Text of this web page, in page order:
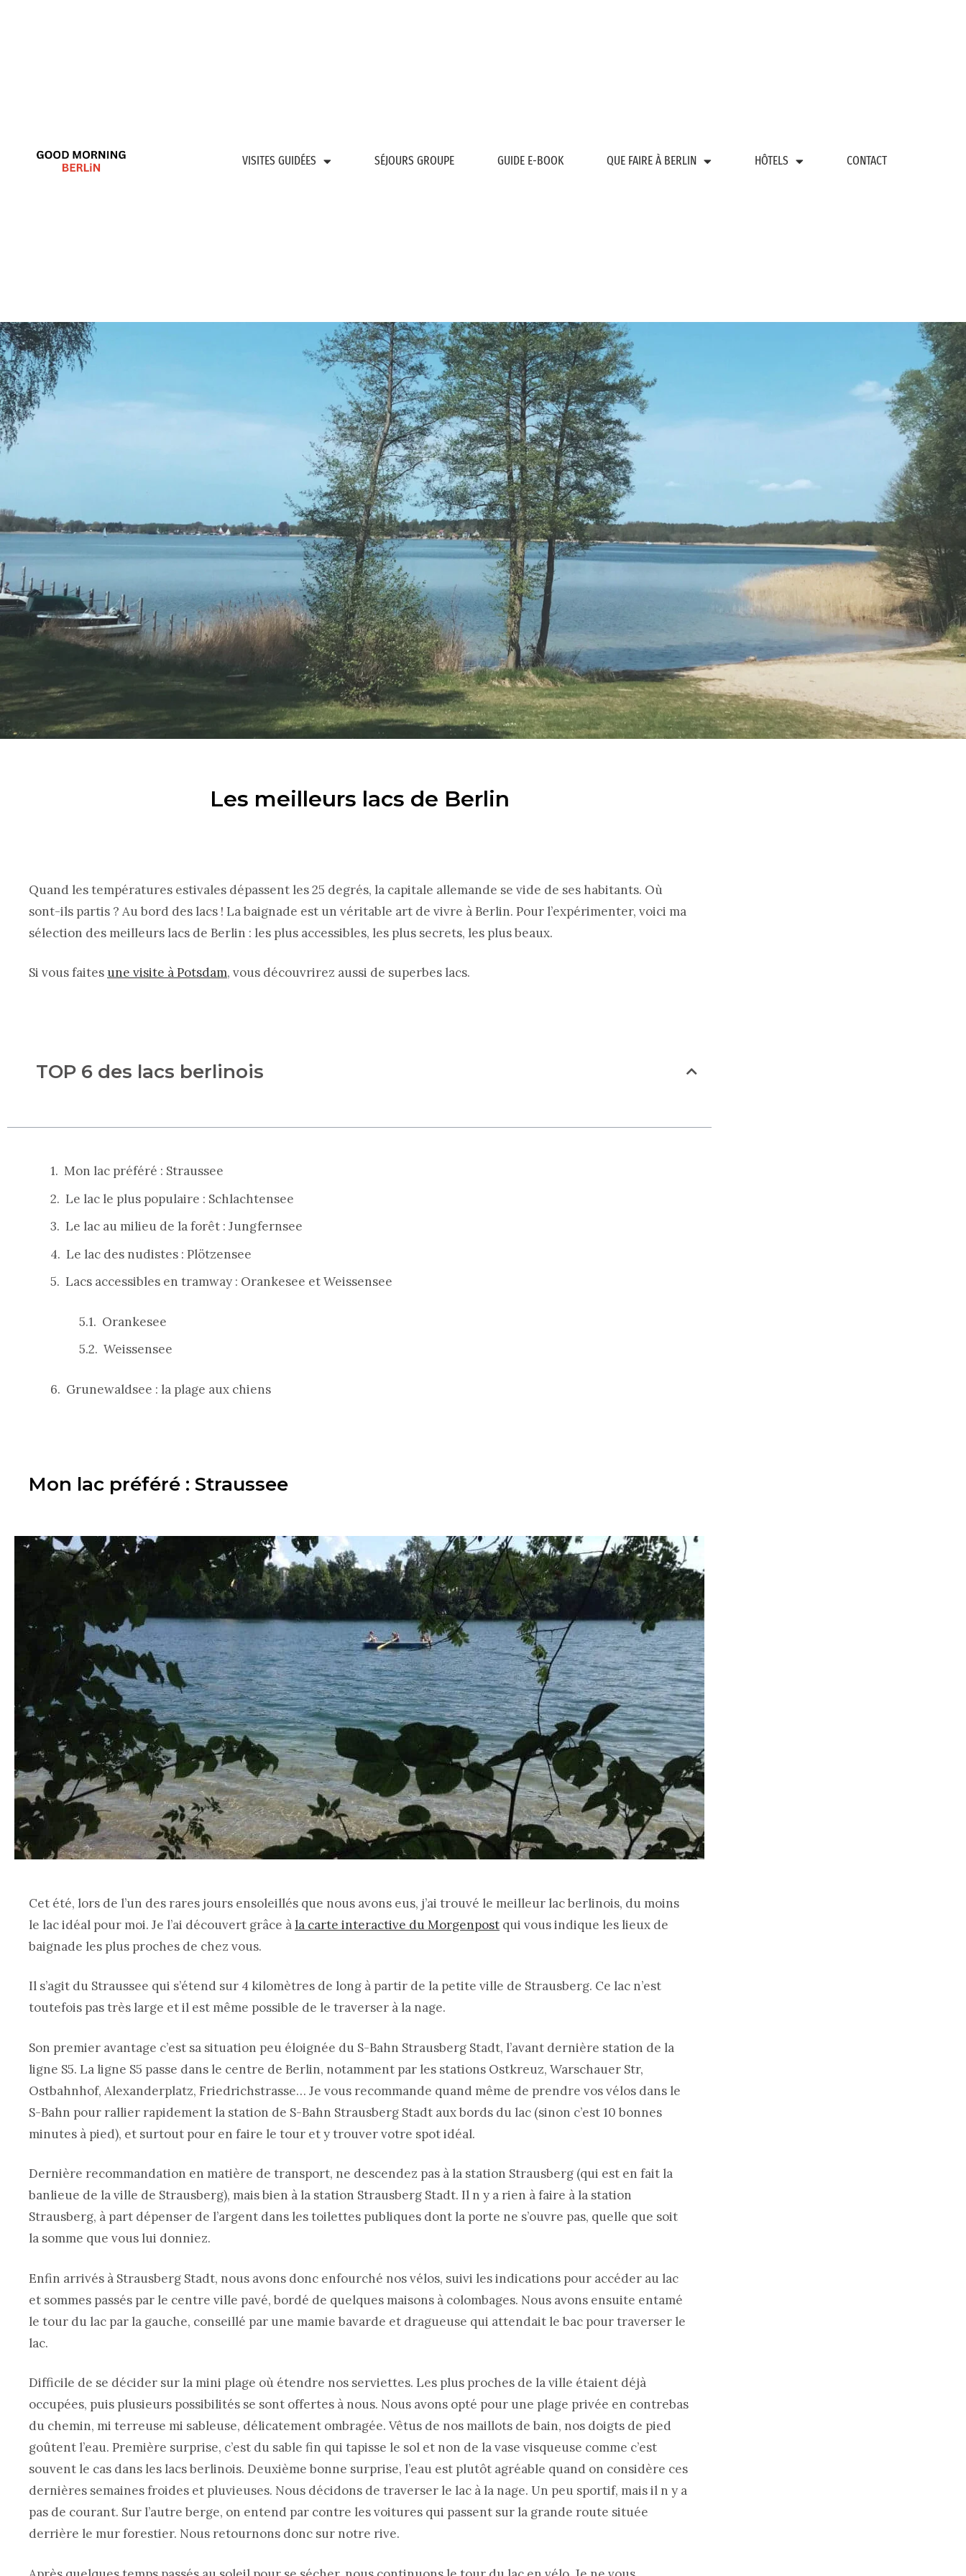
VISITES GUIDÉES SÉJOURS GROUPE GUIDE E-BOOK QUE FAIRE À BERLIN HÔTELS CONTACT
Les meilleurs lacs de Berlin
Quand les températures estivales dépassent les 25 degrés, la capitale allemande se vide de ses habitants. Où
sont-ils partis ? Au bord des lacs ! La baignade est un véritable art de vivre à Berlin. Pour l’expérimenter, voici ma
sélection des meilleurs lacs de Berlin : les plus accessibles, les plus secrets, les plus beaux.
Si vous faites une visite à Potsdam, vous découvrirez aussi de superbes lacs.
TOP 6 des lacs berlinois
Mon lac préféré : Straussee
Le lac le plus populaire : Schlachtensee
Le lac au milieu de la forêt : Jungfernsee
Le lac des nudistes : Plötzensee
Lacs accessibles en tramway : Orankesee et Weissensee
Orankesee
Weissensee
Grunewaldsee : la plage aux chiens
Mon lac préféré : Straussee
Cet été, lors de l’un des rares jours ensoleillés que nous avons eus, j’ai trouvé le meilleur lac berlinois, du moins
le lac idéal pour moi. Je l’ai découvert grâce àla carte interactive du Morgenpost qui vous indique les lieux de
baignade les plus proches de chez vous.
Il s’agit du Straussee qui s’étend sur 4 kilomètres de long à partir de la petite ville de Strausberg. Ce lac n’est
toutefois pas très large et il est même possible de le traverser à la nage.
Son premier avantage c’est sa situation peu éloignée du S-Bahn Strausberg Stadt, l’avant dernière station de la
ligne S5. La ligne S5 passe dans le centre de Berlin, notamment par les stations Ostkreuz, Warschauer Str,
Ostbahnhof, Alexanderplatz, Friedrichstrasse… Je vous recommande quand même de prendre vos vélos dans le
S-Bahn pour rallier rapidement la station de S-Bahn Strausberg Stadt aux bords du lac (sinon c’est 10 bonnes
minutes à pied), et surtout pour en faire le tour et y trouver votre spot idéal.
Dernière recommandation en matière de transport, ne descendez pas à la station Strausberg (qui est en fait la
banlieue de la ville de Strausberg), mais bien à la station Strausberg Stadt. Il n y a rien à faire à la station
Strausberg, à part dépenser de l’argent dans les toilettes publiques dont la porte ne s’ouvre pas, quelle que soit
la somme que vous lui donniez.
Enfin arrivés à Strausberg Stadt, nous avons donc enfourché nos vélos, suivi les indications pour accéder au lac
et sommes passés par le centre ville pavé, bordé de quelques maisons à colombages. Nous avons ensuite entamé
le tour du lac par la gauche, conseillé par une mamie bavarde et dragueuse qui attendait le bac pour traverser le
lac.
Difficile de se décider sur la mini plage où étendre nos serviettes. Les plus proches de la ville étaient déjà
occupées, puis plusieurs possibilités se sont offertes à nous. Nous avons opté pour une plage privée en contrebas
du chemin, mi terreuse mi sableuse, délicatement ombragée. Vêtus de nos maillots de bain, nos doigts de pied
goûtent l’eau. Première surprise, c’est du sable fin qui tapisse le sol et non de la vase visqueuse comme c’est
souvent le cas dans les lacs berlinois. Deuxième bonne surprise, l’eau est plutôt agréable quand on considère ces
dernières semaines froides et pluvieuses. Nous décidons de traverser le lac à la nage. Un peu sportif, mais il n y a
pas de courant. Sur l’autre berge, on entend par contre les voitures qui passent sur la grande route située
derrière le mur forestier. Nous retournons donc sur notre rive.